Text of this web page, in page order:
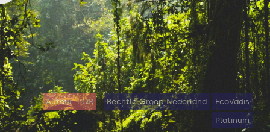
Auteur: PQR Bechtle Groep Nederland EcoVadis
Platinum